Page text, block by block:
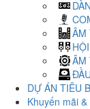
ÂM
ÂM
DỰ ÁN TIÊU
Khuyến mãi